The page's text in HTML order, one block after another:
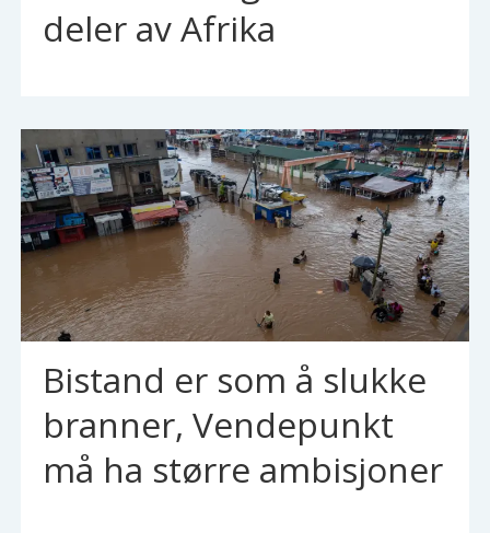
deler av Afrika
Bistand er som å slukke
branner, Vendepunkt
må ha større ambisjoner